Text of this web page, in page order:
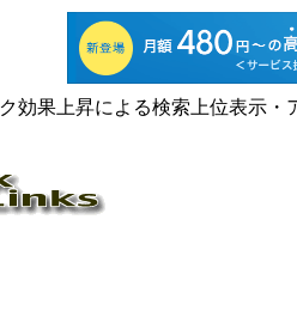
効果上昇による検索上位表示